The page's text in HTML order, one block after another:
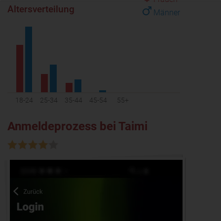
Männer
Altersverteilung
18-24 25-34 35-44 45-54 55+
Anmeldeprozess bei Taimi